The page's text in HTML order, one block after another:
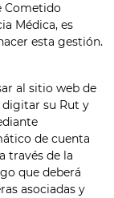
Cometido
Médica, es
esta gestión.
al sitio web de
digitar su Rut y
de cuenta
través de la
que deberá
asociadas y